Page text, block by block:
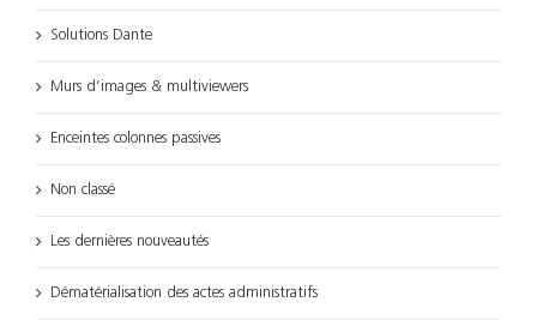
Solutions Dante
Murs d’images & multiviewers
Enceintes colonnes passives
Non classé
Les dernières nouveautés
Dématérialisation des actes administratifs